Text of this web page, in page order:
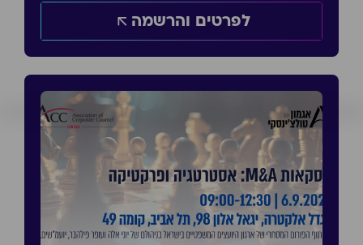
לפרטים והרשמה